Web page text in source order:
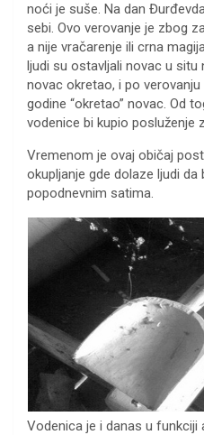
noći je suše. Na dan
sebi. Ovo verovanje je zbog
a nije vračarenje ili crna
ljudi su ostavljali novac u
novac okretao, i po
godine “okretao” novac. Od
vodenice bi kupio posluženje
Vremenom je ovaj običaj
okupljanje gde dolaze ljudi da
popodnevnim satima.
Vodenica je i danas u funkciji